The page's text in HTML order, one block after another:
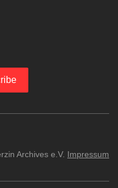
Archives e.V. Impressum